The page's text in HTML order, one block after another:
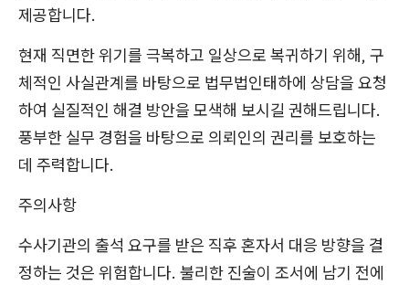
제공합니다.
현재 직면한 위기를 극복하고 일상으로 복귀하기 위해, 구
체적인 사실관계를 바탕으로 법무법인태하에 상담을 요청
하여 실질적인 해결 방안을 모색해 보시길 권해드립니다.
풍부한 실무 경험을 바탕으로 의뢰인의 권리를 보호하는
데 주력합니다.
주의사항
수사기관의 출석 요구를 받은 직후 혼자서 대응 방향을 결
정하는 것은 위험합니다. 불리한 진술이 조서에 남기 전에